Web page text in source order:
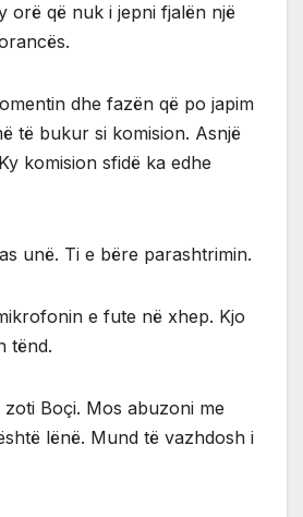
orë që nuk i jepni fjalën një
dhe fazën që po japim
të bukur si komision. Asnjë
komision sfidë ka edhe
unë. Ti e bëre parashtrimin.
e fute në xhep. Kjo
tënd.
Boçi. Mos abuzoni me
lënë. Mund të vazhdosh i